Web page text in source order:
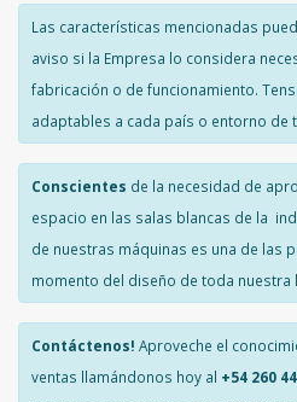
Las características mencionadas
aviso si la Empresa lo considera
fabricación o de funcionamiento.
adaptables a cada país o entorno de
Conscientes de la necesidad de
espacio en las salas blancas de la
de nuestras máquinas es una de las
momento del diseño de toda nuestra
Contáctenos! Aproveche el
ventas llamándonos hoy al +54 260